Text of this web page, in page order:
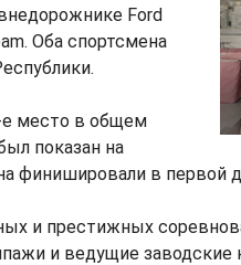
Ford
Оба спортсмена
е место в общем
показан на
финишировали в первой
и престижных
и ведущие